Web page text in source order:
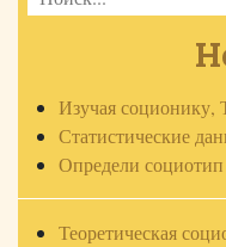
Изучая соционику,
Статистические
Определи социотип
Теоретическая